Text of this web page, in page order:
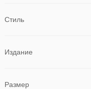
Стиль
Издание
Размер